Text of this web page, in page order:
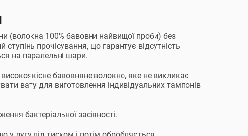
(волокна 100% бавовни найвищої проби) без
прочісування, що гарантує відсутність
на паралельні шари.
бавовняне волокно, яке не викликає
вату для виготовлення індивідуальних тампонів
бактеріальної засіяності.
у лугу під тиском і потім обробляється